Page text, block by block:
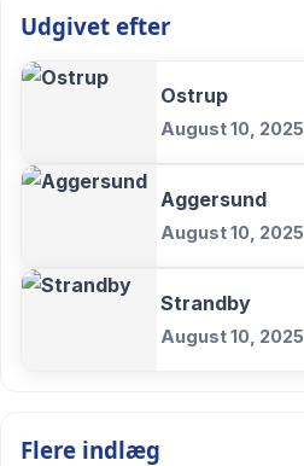
Udgivet efter
Ostrup
August 10, 2025
Aggersund
August 10, 2025
Strandby
August 10, 2025
Flere indlæg